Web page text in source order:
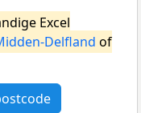
Excel
Delfland of